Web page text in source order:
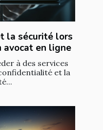
la sécurité lors
en ligne
à des services
et la